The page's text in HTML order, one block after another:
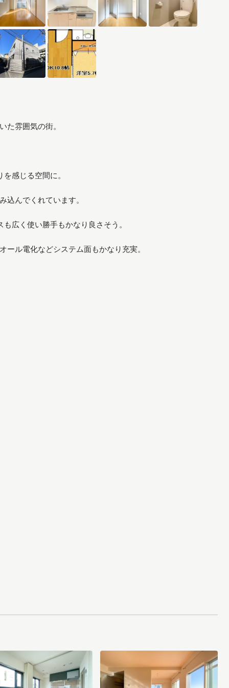
た雰囲気の街。
感じる空間に。
んでくれています。
広く使い勝手もかなり良さそう。
ル電化などシステム面もかなり充実。